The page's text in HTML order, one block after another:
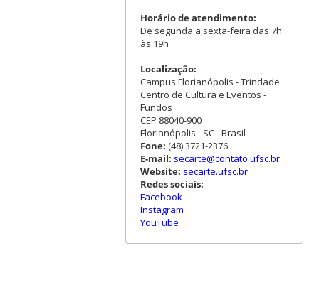
Horário de atendimento:
De segunda a sexta-feira das 7h
às 19h
Localização:
Campus Florianópolis - Trindade
Centro de Cultura e Eventos -
Fundos
CEP 88040-900
Florianópolis - SC - Brasil
Fone: (48) 3721-2376
E-mail: secarte@contato.ufsc.br
Website: secarte.ufsc.br
Redes sociais:
Facebook
Instagram
YouTube